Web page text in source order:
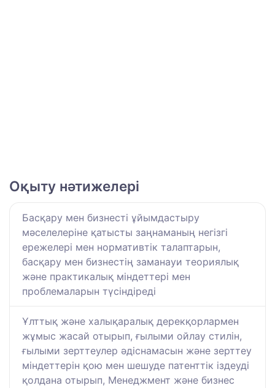
Оқыту нәтижелері
Басқару мен бизнесті ұйымдастыру
мәселелеріне қатысты заңнаманың негізгі
ережелері мен нормативтік талаптарын,
басқару мен бизнестің заманауи теориялық
және практикалық міндеттері мен
проблемаларын түсіндіреді
Ұлттық және халықаралық дерекқорлармен
жұмыс жасай отырып, ғылыми ойлау стилін,
ғылыми зерттеулер әдіснамасын және зерттеу
міндеттерін қою мен шешуде патенттік іздеуді
қолдана отырып, Менеджмент және бизнес